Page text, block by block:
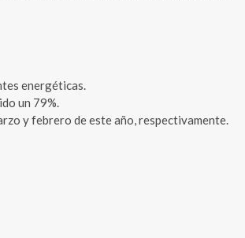
energéticas.
un 79%.
y febrero de este año, respectivamente.